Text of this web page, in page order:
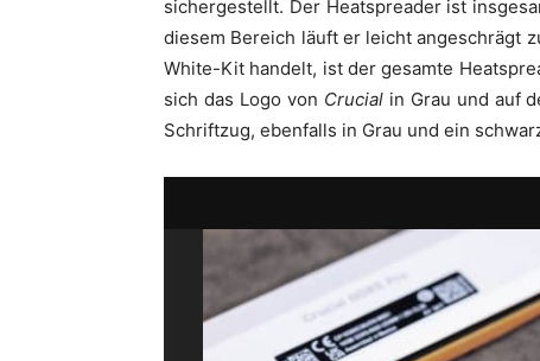
sichergestellt. Der Heatspreader ist
diesem Bereich läuft er leicht angeschrägt
White-Kit handelt, ist der gesamte
sich das Logo von Crucialin Grau und auf
Schriftzug, ebenfalls in Grau und ein